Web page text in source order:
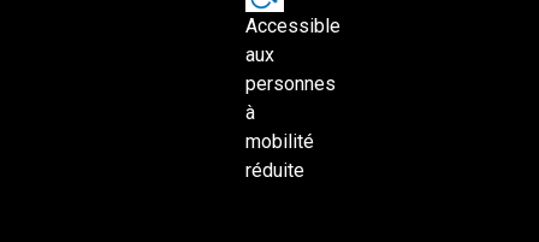
Accessible
aux
personnes
à
mobilité
réduite